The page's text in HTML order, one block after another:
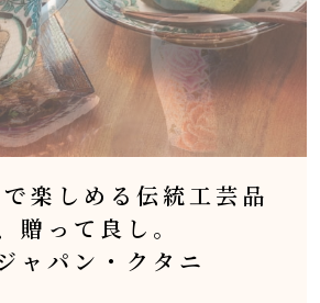
楽しめる伝統工芸品
贈って良し。
ャパン・クタニ